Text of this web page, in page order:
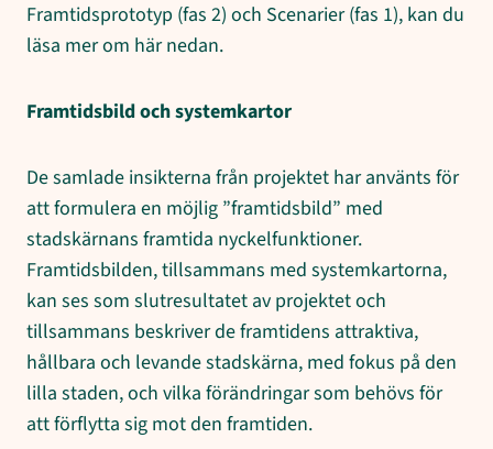
Framtidsprototyp (fas 2) och Scenarier (fas 1), kan du
läsa mer om här nedan.
Framtidsbild och systemkartor
De samlade insikterna från projektet har använts för
att formulera en möjlig ”framtidsbild” med
stadskärnans framtida nyckelfunktioner.
Framtidsbilden, tillsammans med systemkartorna,
kan ses som slutresultatet av projektet och
tillsammans beskriver de framtidens attraktiva,
hållbara och levande stadskärna, med fokus på den
lilla staden, och vilka förändringar som behövs för
att förflytta sig mot den framtiden.